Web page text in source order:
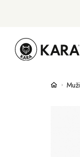
Muži